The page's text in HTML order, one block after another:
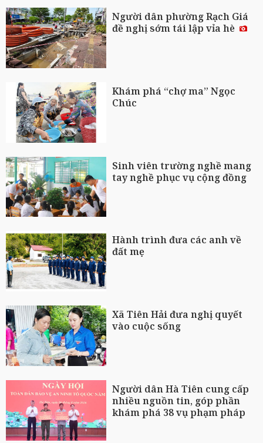
Người dân phường Rạch Giá
đề nghị sớm tái lập vỉa hè
Khám phá “chợ ma” Ngọc
Chúc
Sinh viên trường nghề mang
tay nghề phục vụ cộng đồng
Hành trình đưa các anh về
đất mẹ
Xã Tiên Hải đưa nghị quyết
vào cuộc sống
Người dân Hà Tiên cung cấp
nhiều nguồn tin, góp phần
khám phá 38 vụ phạm pháp